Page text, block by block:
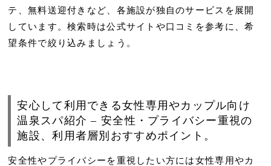
テ、無料送迎付きなど、各施設が独自のサービスを展開
しています。検索時は公式サイトや口コミを参考に、希
望条件で絞り込みましょう。
安心して利用できる女性専用やカップル向け
温泉スパ紹介 – 安全性・プライバシー重視の
施設、利用者層別おすすめポイント。
安全性やプライバシーを重視したい方には女性専用やカ